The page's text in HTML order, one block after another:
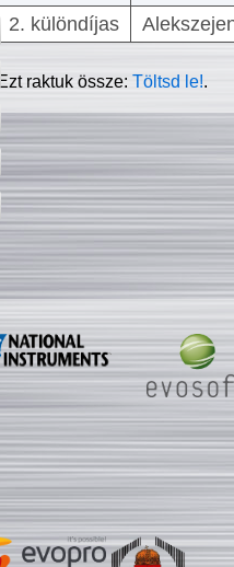
2. különdíjas
Ezt raktuk össze:Töltsd le!.